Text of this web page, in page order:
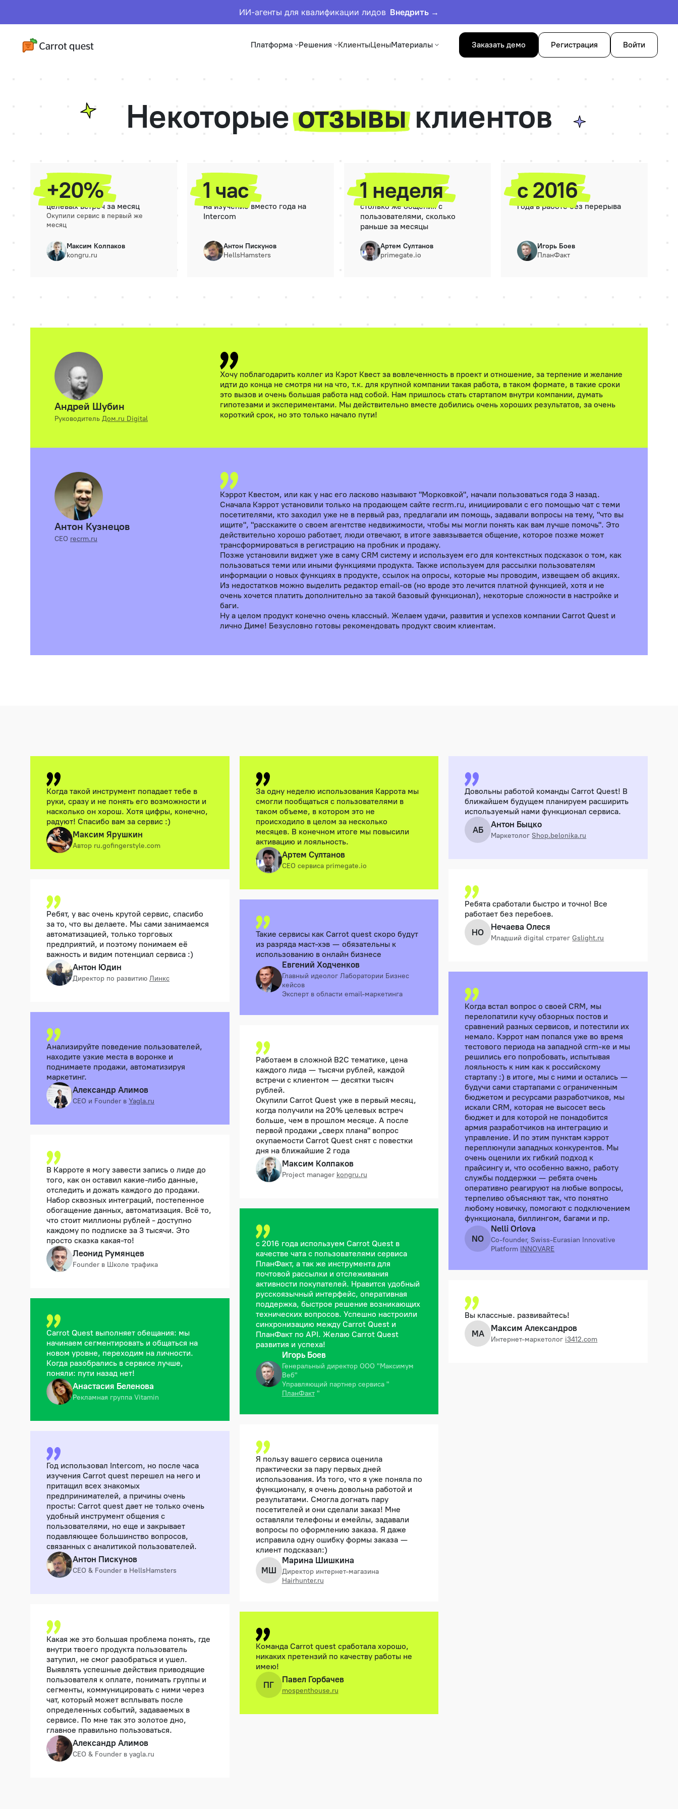
ИИ-агенты для квалификации лидов Внедрить →
Платформа Решения КлиентыЦеныМатериалы Заказать демо Регистрация Войти
Некоторые отзывы клиентов
+20%
целевых встреч за месяц
Окупили сервис в первый же
месяц
Максим Колпаков
kongru.ru
1 час
на изучение вместо года на
Intercom
Антон Пискунов
HellsHamsters
1 неделя
столько же общения с
пользователями, сколько
раньше за месяцы
Артем Султанов
primegate.io
с 2016
года в работе без перерыва
Игорь Боев
ПланФакт
Андрей Шубин
Руководитель Дом.ru Digital
Хочу поблагодарить коллег из Кэрот Квест за вовлеченность в проект и отношение, за терпение и желание
идти до конца не смотря ни на что, т.к. для крупной компании такая работа, в таком формате, в такие сроки
это вызов и очень большая работа над собой. Нам пришлось стать стартапом внутри компании, думать
гипотезами и экспериментами. Мы действительно вместе добились очень хороших результатов, за очень
короткий срок, но это только начало пути!
Антон Кузнецов
CEO recrm.ru
Кэррот Квестом, или как у нас его ласково называют "Морковкой", начали пользоваться года 3 назад.
Сначала Кэррот установили только на продающем сайте recrm.ru, инициировали с его помощью чат с теми
посетителями, кто заходил уже не в первый раз, предлагали им помощь, задавали вопросы на тему, "что вы
ищите", "расскажите о своем агентстве недвижимости, чтобы мы могли понять как вам лучше помочь". Это
действительно хорошо работает, люди отвечают, в итоге завязывается общение, которое позже может
трансформироваться в регистрацию на пробник и продажу.
Позже установили виджет уже в саму CRM систему и используем его для контекстных подсказок о том, как
пользоваться теми или иными функциями продукта. Также используем для рассылки пользователям
информации о новых функциях в продукте, ссылок на опросы, которые мы проводим, извещаем об акциях.
Из недостатков можно выделить редактор email-ов (но вроде это лечится платной функцией, хотя и не
очень хочется платить дополнительно за такой базовый функционал), некоторые сложности в настройке и
баги.
Ну а целом продукт конечно очень классный. Желаем удачи, развития и успехов компании Carrot Quest и
лично Диме! Безусловно готовы рекомендовать продукт своим клиентам.
Когда такой инструмент попадает тебе в
руки, сразу и не понять его возможности и
насколько он хорош. Хотя цифры, конечно,
радуют! Спасибо вам за сервис :)
Максим Ярушкин
Автор ru.gofingerstyle.com
Ребят, у вас очень крутой сервис, спасибо
за то, что вы делаете. Мы сами занимаемся
автоматизацией, только торговых
предприятий, и поэтому понимаем её
важность и видим потенциал сервиса :)
Антон Юдин
Директор по развитию Линкс
Анализируйте поведение пользователей,
находите узкие места в воронке и
поднимаете продажи, автоматизируя
маркетинг.
Александр Алимов
CEO и Founder в Yagla.ru
В Карроте я могу завести запись о лиде до
того, как он оставил какие-либо данные,
отследить и дожать каждого до продажи.
Набор сквозных интеграций, постепенное
обогащение данных, автоматизация. Всё то,
что стоит миллионы рублей - доступно
каждому по подписке за 3 тысячи. Это
просто сказка какая-то!
Леонид Румянцев
Founder в Школе трафика
Carrot Quest выполняет обещания: мы
начинаем сегментировать и общаться на
новом уровне, переходим на личности.
Когда разобрались в сервисе лучше,
поняли: пути назад нет!
Анастасия Беленова
Рекламная группа Vitamin
Год использовал Intercom, но после часа
изучения Carrot quest перешел на него и
притащил всех знакомых
предпринимателей, а причины очень
просты: Carrot quest дает не только очень
удобный инструмент общения с
пользователями, но еще и закрывает
подавляющее большинство вопросов,
связанных с аналитикой пользователей.
Антон Пискунов
CEO & Founder в HellsHamsters
Какая же это большая проблема понять, где
внутри твоего продукта пользователь
затупил, не смог разобраться и ушел.
Выявлять успешные действия приводящие
пользователя к оплате, понимать группы и
сегменты, коммуницировать с ними через
чат, который может всплывать после
определенных событий, задаваемых в
сервисе. По мне так это золотое дно,
главное правильно пользоваться.
Александр Алимов
CEO & Founder в yagla.ru
За одну неделю использования Каррота мы
смогли пообщаться с пользователями в
таком объеме, в котором это не
происходило в целом за несколько
месяцев. В конечном итоге мы повысили
активацию и лояльность.
Артем Султанов
CEO сервиса primegate.io
Такие сервисы как Carrot quest скоро будут
из разряда маст-хэв — обязательны к
использованию в онлайн бизнесе
Евгений Ходченков
Главный идеолог Лаборатории Бизнес
кейсов
Эксперт в области email-маркетинга
Работаем в сложной В2С тематике, цена
каждого лида — тысячи рублей, каждой
встречи с клиентом — десятки тысяч
рублей.
Окупили Carrot Quest уже в первый месяц,
когда получили на 20% целевых встреч
больше, чем в прошлом месяце. А после
первой продажи „сверх плана" вопрос
окупаемости Carrot Quest снят с повестки
дня на ближайшие 2 года
Максим Колпаков
Project manager kongru.ru
с 2016 года используем Carrot Quest в
качестве чата с пользователями сервиса
ПланФакт, а так же инструмента для
почтовой рассылки и отслеживания
активности покупателей. Нравится удобный
руcскоязычный интерфейс, оперативная
поддержка, быстрое решение возникающих
технических вопросов. Успешно настроили
синхронизацию между Carrot Quest и
ПланФакт по API. Желаю Carrot Quest
развития и успеха!
Игорь Боев
Генеральный директор ООО "Максимум
Веб"
Управляющий партнер сервиса "
ПланФакт "
Я пользу вашего сервиса оценила
практически за пару первых дней
использования. Из того, что я уже поняла по
функционалу, я очень довольна работой и
результатами. Смогла догнать пару
посетителей и они сделали заказ! Мне
оставляли телефоны и емейлы, задавали
вопросы по оформлению заказа. Я даже
исправила одну ошибку формы заказа —
клиент подсказал:)
МШ
Марина Шишкина
Директор интернет-магазина
Hairhunter.ru
Команда Сarrot quest сработала хорошо,
никаких претензий по качеству работы не
имею!
ПГ
Павел Горбачев
mospenthouse.ru
Довольны работой команды Carrot Quest! В
ближайшем будущем планируем расширить
используемый нами функционал сервиса.
АБ
Антон Быцко
Маркетолог Shop.belonika.ru
Ребята сработали быстро и точно! Все
работает без перебоев.
НО
Нечаева Олеся
Младший digital стратег Gslight.ru
Когда встал вопрос о своей CRM, мы
перелопатили кучу обзорных постов и
сравнений разных сервисов, и потестили их
немало. Кэррот нам попался уже во время
тестового периода на западной crm-ке и мы
решились его попробовать, испытывая
лояльность к ним как к российскому
стартапу :) в итоге, мы с ними и остались —
будучи сами стартапами с ограниченным
бюджетом и ресурсами разработчиков, мы
искали CRM, которая не высосет весь
бюджет и для которой не понадобится
армия разработчиков на интеграцию и
управление. И по этим пунктам кэррот
переплюнули западных конкурентов. Мы
очень оценили их гибкий подход к
прайсингу и, что особенно важно, работу
службы поддержки — ребята очень
оперативно реагируют на любые вопросы,
терпеливо объясняют так, что понятно
любому новичку, помогают с подключением
функционала, биллингом, багами и пр.
NO
Nelli Orlova
Co-founder, Swiss-Eurasian Innovative
Platform INNOVARE
Вы классные. развивайтесь!
МА
Максим Александров
Интернет-маркетолог i3412.com